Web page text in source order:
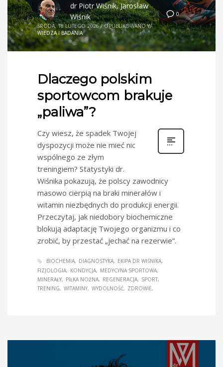
0
dr Piotr Wiśnik,Jarosław
Wiśnik
ŚRODA, 18 LUTEGO 2026 / OPUBLIKOWANO W
WIEDZA I BADANIA
Dlaczego polskim
sportowcom brakuje
„paliwa”?
Czy wiesz, że spadek Twojej
dyspozycji może nie mieć nic
wspólnego ze złym
treningiem? Statystyki dr.
Wiśnika pokazują, że polscy zawodnicy
masowo cierpią na braki minerałów i
witamin niezbędnych do produkcji energii.
Przeczytaj, jak niedobory biochemiczne
blokują adaptację Twojego organizmu i co
zrobić, by przestać „jechać na rezerwie”.
BIOCHEMIA DIAGNOSTYKA
EKIPA DR WIŚNIKA
FIZJOLOGIA
KONDYCJA
MEDYCYNA SPORTOWA
MINERAŁY
PIŁKA NOŻNA REGENERACJA
SPORT
TRENING
WITAMINY WYDOLNOŚĆ ZDROWIE